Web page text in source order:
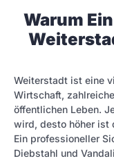
Warum
Weiterstadt ist eine
Wirtschaft,
öffentlichen Leben.
wird, desto höher ist
Ein professioneller
Diebstahl und